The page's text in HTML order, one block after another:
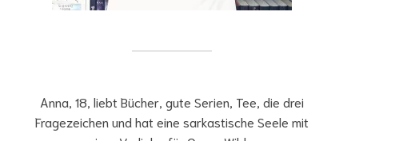
Anna, 18, liebt Bücher, gute Serien, Tee, die drei
Fragezeichen und hat eine sarkastische Seele mit